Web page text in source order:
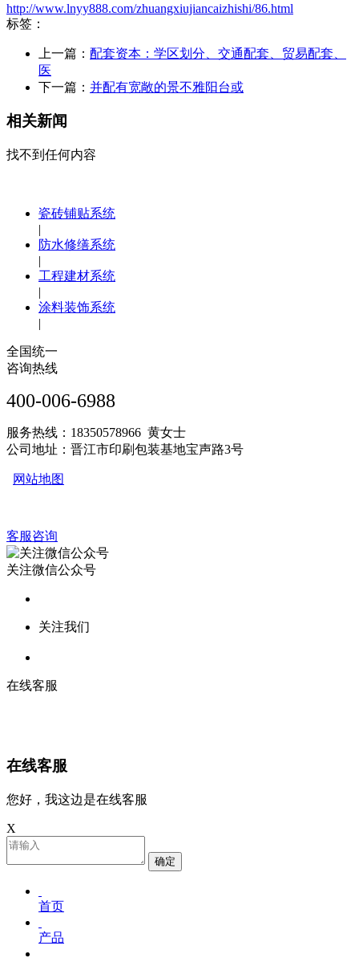
http://www.lnyy888.com/zhuangxiujiancaizhishi/86.html
标签：
上一篇： 配套资本：学区划分、交通配套、贸易配套、
医
下一篇： 并配有宽敞的景不雅阳台或
相关新闻
找不到任何内容
瓷砖铺贴系统
|
防水修缮系统
|
工程建材系统
|
涂料装饰系统
|
全国统一
咨询热线
400-006-6988
服务热线：18350578966 黄女士
公司地址：晋江市印刷包装基地宝声路3号
网站地图
客服咨询
关注微信公众号
关注我们
在线客服
在线客服
您好，我这边是在线客服
X
确定
首页
产品